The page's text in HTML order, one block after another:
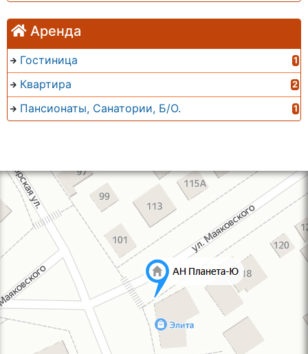
Аренда
Гостиница 1
Квартира 2
Пансионаты, Санатории, Б/О. 1